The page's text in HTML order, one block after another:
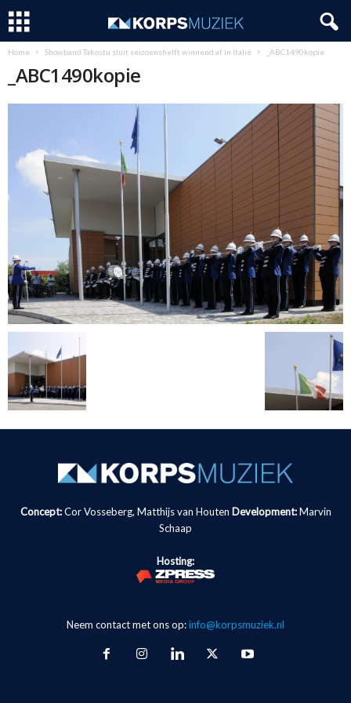
Home Showband Takostu sluit seizoenshelft winnend af in Italië _ABC1490kopie
_ABC1490kopie
Concept:Cor Vosseberg, Matthijs van Houten Development: Marvin
Schaap
Hosting:
Neem contact met ons op:info@korpsmuziek.nl